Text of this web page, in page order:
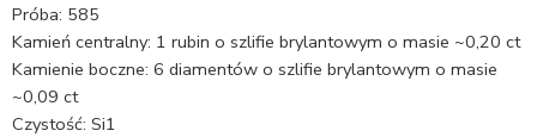
Próba: 585
Kamień centralny: 1 rubin o szlifie brylantowym o masie ~0,20 ct
Kamienie boczne: 6 diamentów o szlifie brylantowym o masie
~0,09 ct
Czystość: Si1